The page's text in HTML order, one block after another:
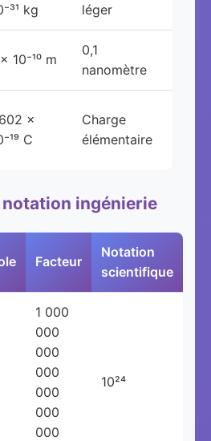
kg
léger
10⁻¹⁰ m
0,1
nanomètre
×
C
Charge
élémentaire
notation ingénierie
Facteur
Notation
scientifique
1 000
000
000
000
000
000
000
10²⁴